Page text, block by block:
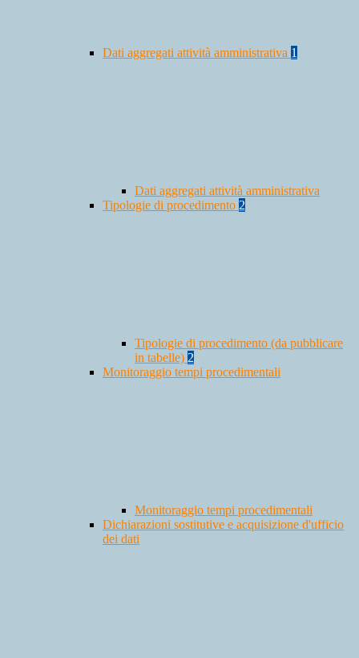
Dati aggregati attività amministrativa 1
Dati aggregati attività amministrativa
Tipologie di procedimento 2
Tipologie di procedimento (da pubblicare
in tabelle) 2
Monitoraggio tempi procedimentali
Monitoraggio tempi procedimentali
Dichiarazioni sostitutive e acquisizione d'ufficio
dei dati